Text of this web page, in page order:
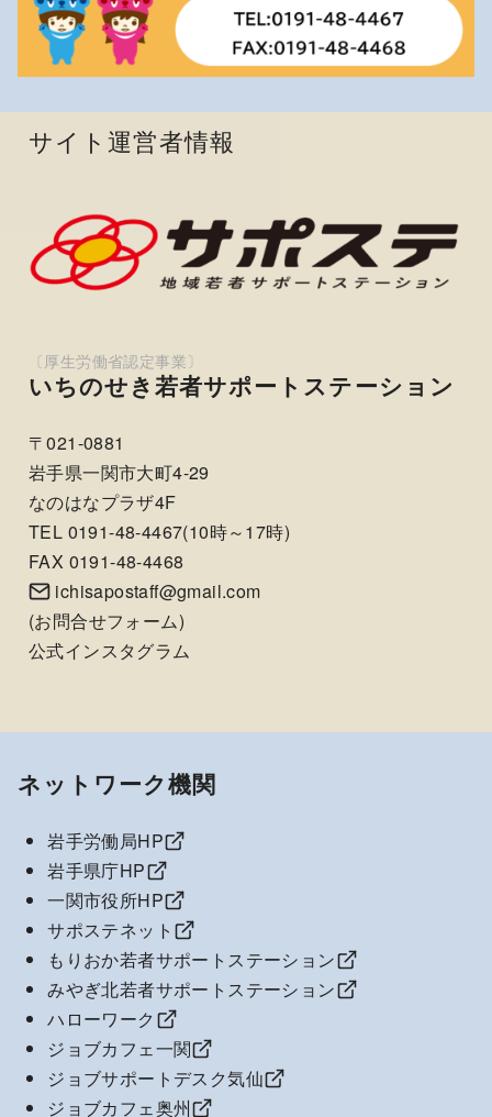
サイト運営者情報
いちのせき若者サポートステーション
〒021-0881
岩手県一関市大町4-29
なのはなプラザ4F
TEL 0191-48-4467(10時～17時)
FAX 0191-48-4468
ichisapostaff@gmail.com
(お問合せフォーム)
公式インスタグラム
ネットワーク機関
岩手労働局HP
岩手県庁HP
一関市役所HP
サポステネット
もりおか若者サポートステーション
みやぎ北若者サポートステーション
ハローワーク
ジョブカフェ一関
ジョブサポートデスク気仙
ジョブカフェ奥州